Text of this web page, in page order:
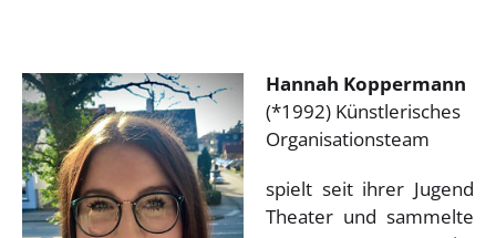
Hannah Koppermann
(*1992) Künstlerisches
Organisationsteam
spielt seit ihrer Jugend
Theater und sammelte